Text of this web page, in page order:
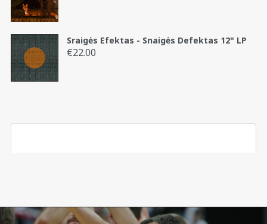
Sraigės Efektas - Snaigės Defektas 12" LP
€22.00